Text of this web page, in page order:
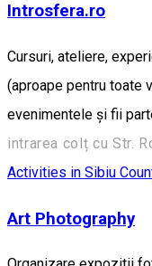
Introsfera.ro
Cursuri, ateliere,
(aproape pentru toate
evenimentele și fii
Activities in Sibiu
Art Photography